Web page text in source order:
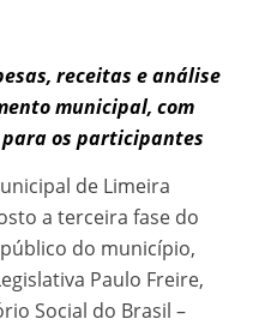
receitas e análise
municipal, com
os participantes
de Limeira
a terceira fase do
do município,
Paulo Freire,
Social do Brasil –